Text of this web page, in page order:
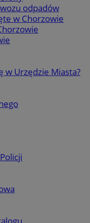
odpadów
w Chorzowie
w Urzędzie Miasta?